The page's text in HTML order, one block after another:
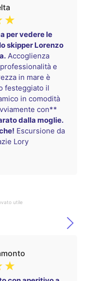
utile
☆
per vedere le
skipper Lorenzo
Accoglienza
e
in mare è
festeggiato il
in comodità
con**
dalla moglie.
Escursione da
Lory
☆